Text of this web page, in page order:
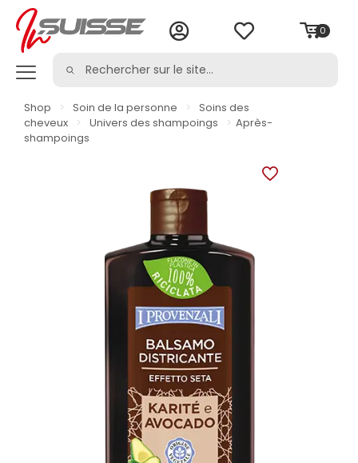
0
Shop > Soin de la personne >
Soins des
cheveux
> Univers des shampoings > Après-
shampoings